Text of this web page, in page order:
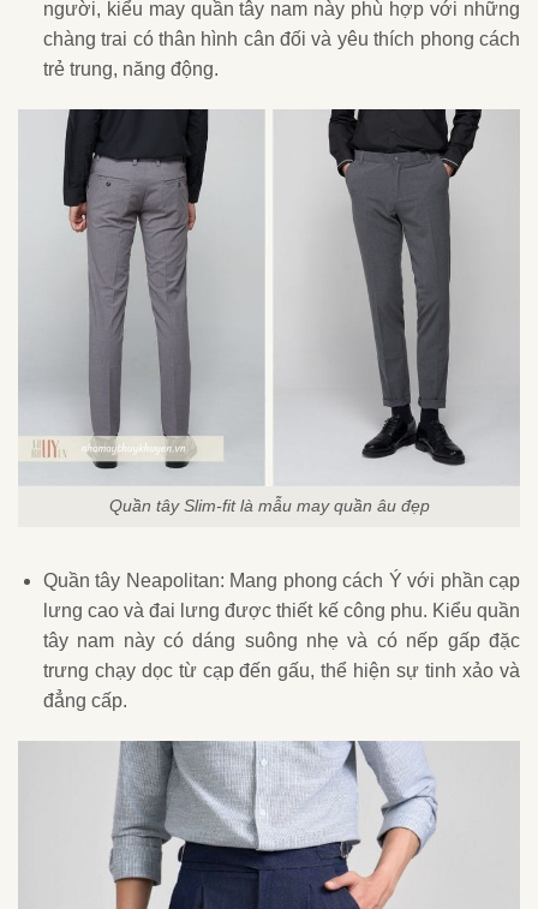
người, kiểu may quần tây nam này phù hợp với những
chàng trai có thân hình cân đối và yêu thích phong cách
trẻ trung, năng động.
Quần tây Slim-fit là mẫu may quần âu đẹp
Quần tây Neapolitan: Mang phong cách Ý với phần cạp
lưng cao và đai lưng được thiết kế công phu. Kiểu quần
tây nam này có dáng suông nhẹ và có nếp gấp đặc
trưng chạy dọc từ cạp đến gấu, thể hiện sự tinh xảo và
đẳng cấp.